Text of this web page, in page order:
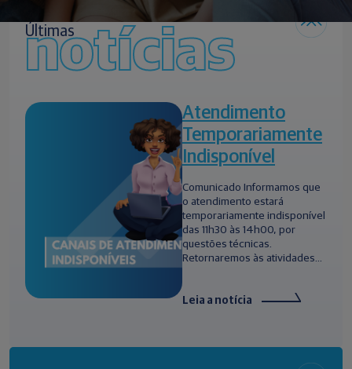
Últimas
notícias
Atendimento
Temporariamente
Indisponível
Comunicado Informamos que
o atendimento estará
temporariamente indisponível
das 11h30 às 14h00, por
questões técnicas.
Retornaremos às atividades...
Leia a notícia